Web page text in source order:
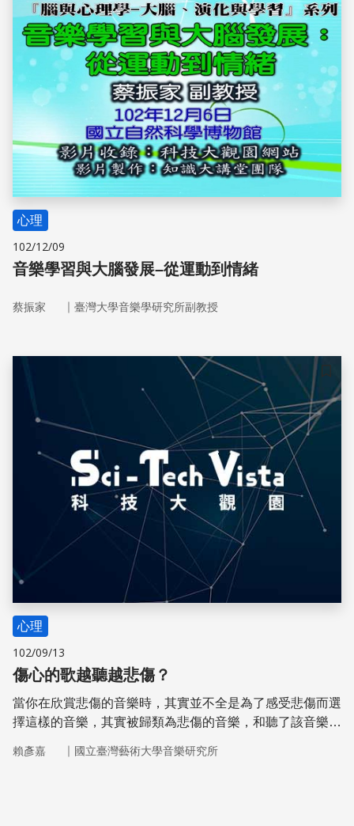
心理
102/12/09
音樂學習與大腦發展–從運動到情緒
蔡振家 ｜ 臺灣大學音樂學研究所副教授
儲存
心理
102/09/13
傷心的歌越聽越悲傷？
當你在欣賞悲傷的音樂時，其實並不全是為了感受悲傷而選
擇這樣的音樂，其實被歸類為悲傷的音樂，和聽了該音樂實
以科學實驗的方式進行了這個有趣的研究
賴彥嘉 ｜ 國立臺灣藝術大學音樂研究所